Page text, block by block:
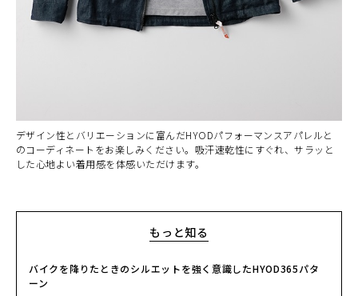
デザイン性とバリエーションに富んだHYODパフォーマンスアパレルと
のコーディネートをお楽しみください。吸汗速乾性にすぐれ、サラッと
した心地よい着用感を体感いただけます。
もっと知る
バイクを降りたときのシルエットを強く意識したHYOD365パタ
ーン